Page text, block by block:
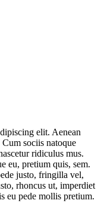
elit. Aenean
sociis natoque
ridiculus mus.
eu, pretium quis, sem.
justo, fringilla vel,
rhoncus ut, imperdiet
eu pede mollis pretium.